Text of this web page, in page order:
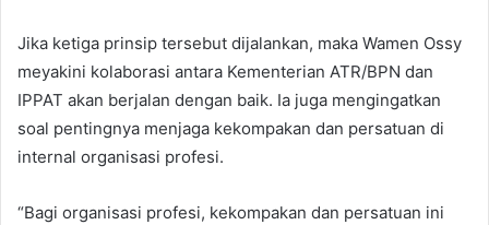
Jika ketiga prinsip tersebut dijalankan, maka Wamen Ossy
meyakini kolaborasi antara Kementerian ATR/BPN dan
IPPAT akan berjalan dengan baik. Ia juga mengingatkan
soal pentingnya menjaga kekompakan dan persatuan di
internal organisasi profesi.
“Bagi organisasi profesi, kekompakan dan persatuan ini